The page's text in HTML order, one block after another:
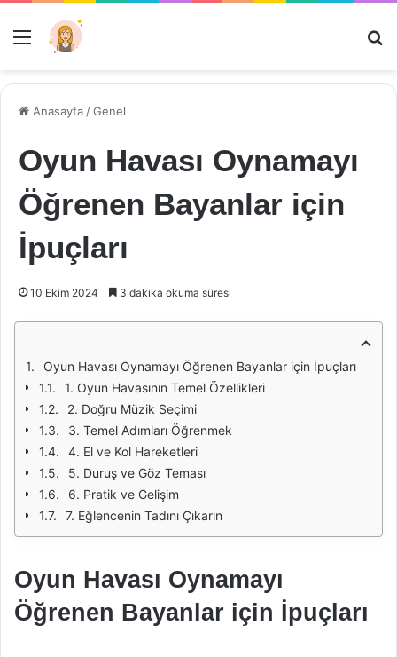
Menü
Anasayfa /Genel
Oyun Havası Oynamayı
Öğrenen Bayanlar için
İpuçları
10 Ekim 2024 3 dakika okuma süresi
Oyun Havası Oynamayı Öğrenen Bayanlar için İpuçları
1. Oyun Havasının Temel Özellikleri
2. Doğru Müzik Seçimi
3. Temel Adımları Öğrenmek
4. El ve Kol Hareketleri
5. Duruş ve Göz Teması
6. Pratik ve Gelişim
7. Eğlencenin Tadını Çıkarın
Oyun Havası Oynamayı
Öğrenen Bayanlar için İpuçları